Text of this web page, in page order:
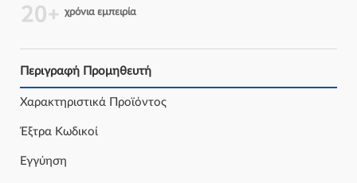
χρόνια εμπειρία
Περιγραφή Προμηθευτή
Χαρακτηριστικά Προϊόντος
Έξτρα Κωδικοί
Εγγύηση